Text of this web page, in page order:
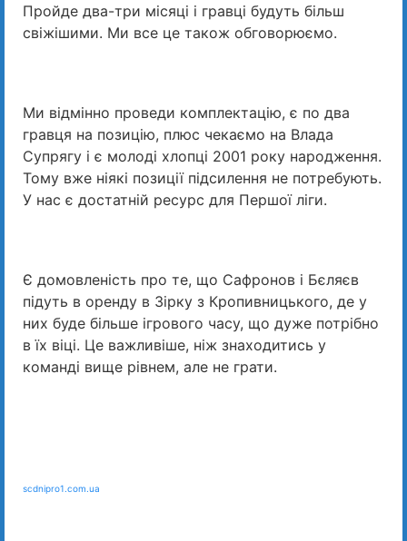
Пройде два-три місяці і гравці будуть більш
свіжішими. Ми все це також обговорюємо.
Ми відмінно проведи комплектацію, є по два
гравця на позицію, плюс чекаємо на Влада
Супрягу і є молоді хлопці 2001 року народження.
Тому вже ніякі позиції підсилення не потребують.
У нас є достатній ресурс для Першої ліги.
Є домовленість про те, що Сафронов і Бєляєв
підуть в оренду в Зірку з Кропивницького, де у
них буде більше ігрового часу, що дуже потрібно
в їх віці. Це важливіше, ніж знаходитись у
команді вище рівнем, але не грати.
scdnipro1.com.ua